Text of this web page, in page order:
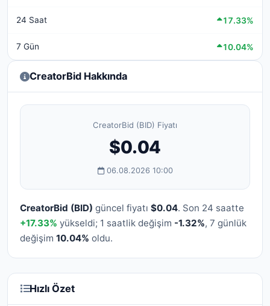
24 Saat 17.33%
7 Gün 10.04%
CreatorBid Hakkında
CreatorBid (BID) Fiyatı
$0.04
06.08.2026 10:00
CreatorBid (BID) güncel fiyatı $0.04. Son 24 saatte
+17.33% yükseldi; 1 saatlik değişim -1.32%, 7 günlük
değişim 10.04% oldu.
Hızlı Özet